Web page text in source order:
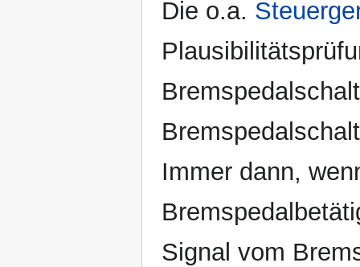
Die o.a.
Immer dann,
Signal vom